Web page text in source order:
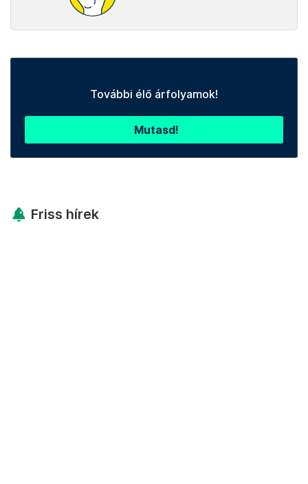
További élő árfolyamok!
Mutasd!
Friss hírek